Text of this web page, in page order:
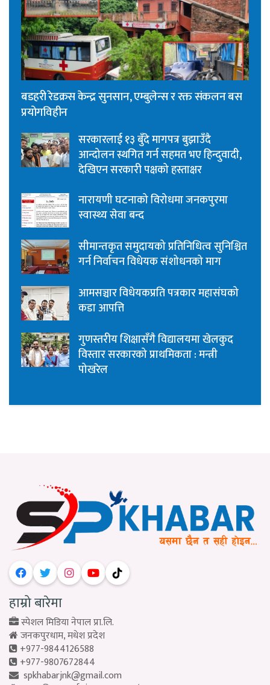
बडहरी रेडक्रस केन्द्र सुनसान, एम्बुलेन्स र रक्त संकलन बस
प्रयोगविहीन
सरकारलाई १३ बुँदे मागपत्र बुझाउँदै
आन्दोलन स्थगित गर्न सहमत भए हिन्दुवादी,
देखिएन सरकारी पक्षको हस्ताक्षर
नारायणी घटनाको विरोधमा जनकपुरमा
स्वास्थ्य सेवा बन्द
सीमान्तकृत समुदायको प्रतिनिधित्व सुनिश्चित
गर्न निर्वाचन विधेयक संशोधनको माग
आमसञ्चार विधेयकप्रति पत्रकार महासंघको
कडा आपत्ति
गुणस्तरीय शिक्षासँगै विद्यालयमा खेलकुद
विस्तार सरकारको प्राथमिकता : मन्त्री
पोखरेल
हाम्रो बारेमा
स्पेशल मिडिया नेपाल प्रा.लि.
जनकपुरधाम, मधेश प्रदेश
+977-9844126588
+977-9807672844
spkhabarjnk@gmail.com